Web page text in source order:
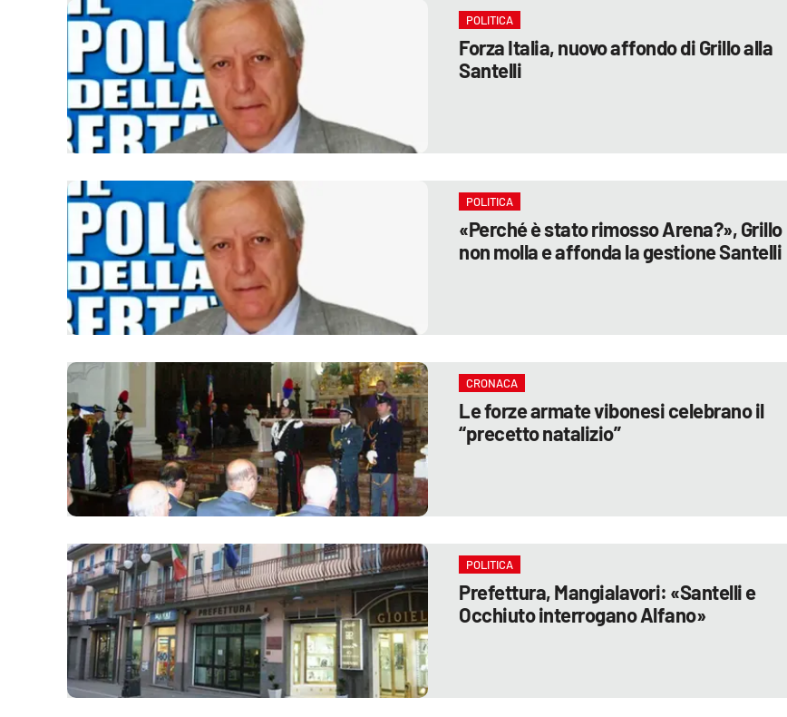
POLITICA
Forza Italia, nuovo affondo di Grillo alla
Santelli
POLITICA
«Perché è stato rimosso Arena?», Grillo
non molla e affonda la gestione Santelli
CRONACA
Le forze armate vibonesi celebrano il
“precetto natalizio”
POLITICA
Prefettura, Mangialavori: «Santelli e
Occhiuto interrogano Alfano»